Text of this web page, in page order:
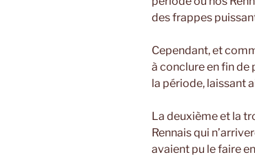
des frappes
Cependant, et
à conclure en fin de
la période, laissant
La deuxième et la
Rennais qui
avaient pu le faire